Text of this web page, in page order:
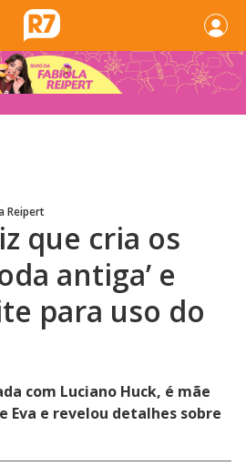
Reipert
que cria os
antiga’ e
para uso do
com Luciano Huck, é mãe
Eva e revelou detalhes sobre